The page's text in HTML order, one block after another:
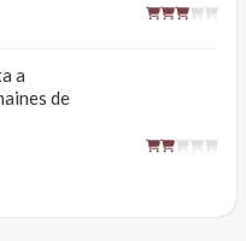
a
de